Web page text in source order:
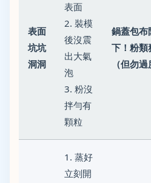
表面
坑坑
洞洞
表面
2. 裝模
後沒震
出大氣
泡
3. 粉沒
拌勻有
顆粒
鍋蓋包布
下！粉類
（但勿過
1. 蒸好
立刻開